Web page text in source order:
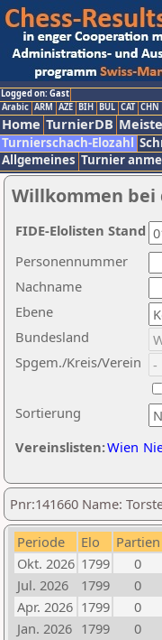
Logged on: Gast
Arabic ARM AZE BIH BUL CAT CHN
Home TurnierDB
Turnierschach-Elozahl
Allgemeines Turnier
Willkommen bei
Nachname
Ebene
Sortierung
Personennummer
Bundesland
Spgem./Kreis/Verein
Vereinslisten:Wien
FIDE-Elolisten Stand
Pnr:141660 Name:
Periode Elo Partien
Okt. 2026 1799 0
Jul. 2026
1799 0
Apr. 2026 1799 0
Jan. 2026 1799 0